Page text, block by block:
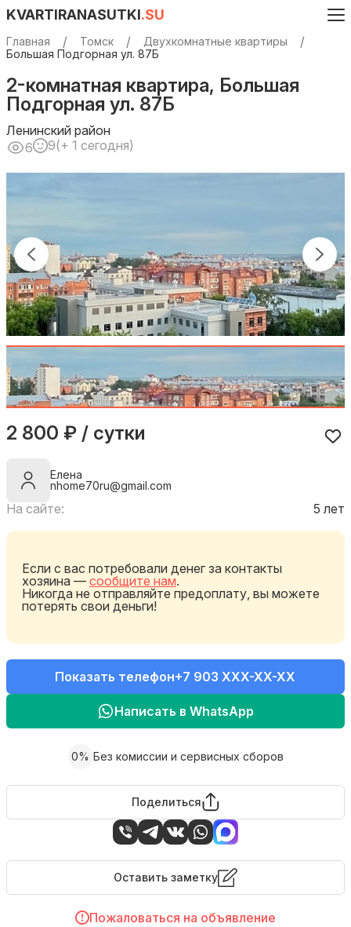
KVARTIRANASUTKI.SU
Главная Томск
Двухкомнатные квартиры
Большая Подгорная ул. 87Б
2-комнатная квартира, Большая
Подгорная ул. 87Б
Ленинский район
6
9(+ 1 сегодня)
2 800 ₽ / сутки
Елена
nhome70ru@gmail.com
На сайте: 5 лет
Если с вас потребовали денег за контакты
хозяина — сообщите нам.
Никогда не отправляйте предоплату, вы можете
потерять свои деньги!
Показать телефон+7 903 XXX-XX-XX
Написать в WhatsApp
0% Без комиссии и сервисных сборов
Поделиться
Оставить заметку
Пожаловаться на объявление